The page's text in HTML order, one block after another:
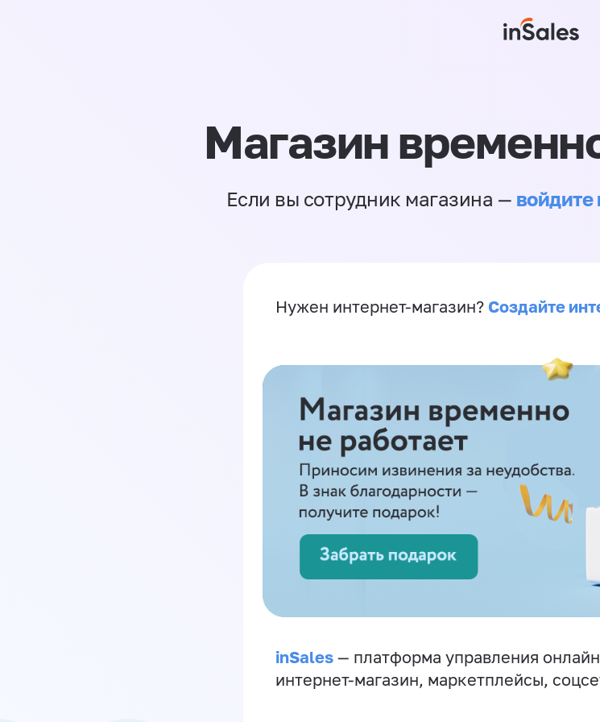
Магазин
Если вы сотрудник магазина — войдите
Нужен интернет-магазин? Создайте
inSales — платформа управления
интернет-магазин, маркетплейсы,